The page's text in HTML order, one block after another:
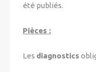
été publiés.
Pièces :
Les diagnostics